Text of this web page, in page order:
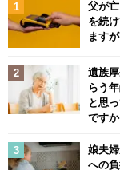
父が
を続
ます
遺族
らう
と思
ですか
娘夫
への